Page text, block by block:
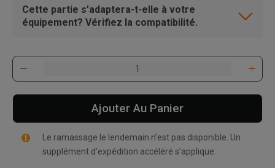
Cette partie s’adaptera-t-elle à votre
équipement? Vérifiez la compatibilité.
Ajouter Au Panier
Le ramassage le lendemain n’est pas disponible. Un
supplément d’expédition accéléré s’applique.